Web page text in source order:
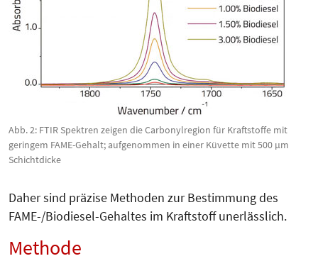
Abb. 2: FTIR Spektren zeigen die Carbonylregion für Kraftstoffe mit
geringem FAME-Gehalt; aufgenommen in einer Küvette mit 500 µm
Schichtdicke
Daher sind präzise Methoden zur Be­stimmung des
FAME-/Biodiesel-Gehaltes im Kraftstoff unerlässlich.
Methode